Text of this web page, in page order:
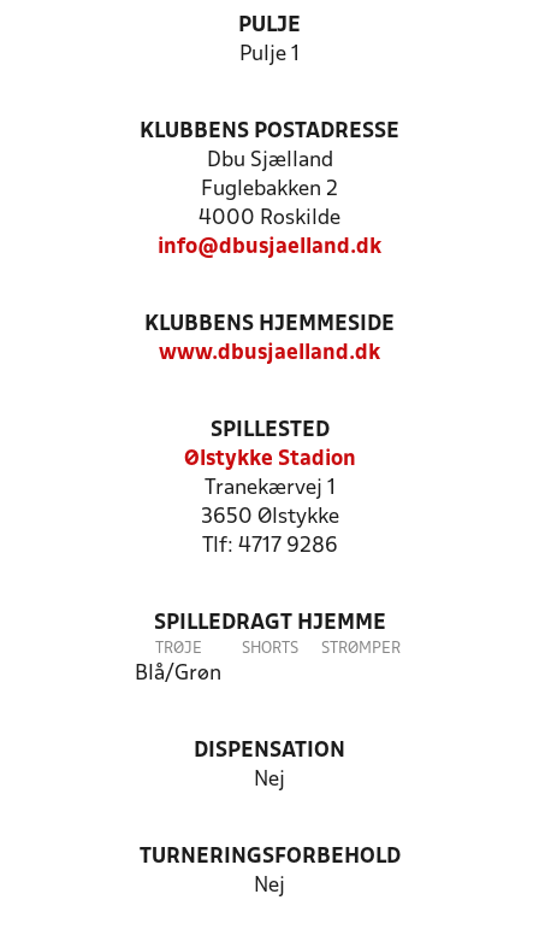
PULJE
Pulje 1
KLUBBENS POSTADRESSE
Dbu Sjælland
Fuglebakken 2
4000 Roskilde
info@dbusjaelland.dk
KLUBBENS HJEMMESIDE
www.dbusjaelland.dk
SPILLESTED
Ølstykke Stadion
Tranekærvej 1
3650 Ølstykke
Tlf: 4717 9286
SPILLEDRAGT HJEMME
TRØJE
Blå/Grøn
SHORTS STRØMPER
DISPENSATION
Nej
TURNERINGSFORBEHOLD
Nej